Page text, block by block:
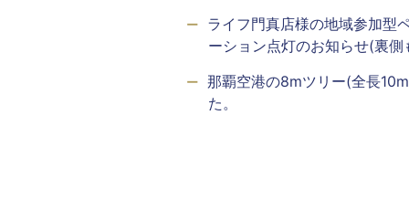
ライフ門真店様の地域参加型
ーション点灯のお知らせ(裏
那覇空港の8mツリー(全長
た。